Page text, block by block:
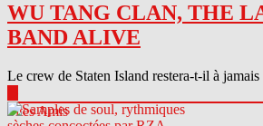
WU TANG CLAN, THE
BAND ALIVE
Le crew de Staten Island restera-t-il à
Sites Amis